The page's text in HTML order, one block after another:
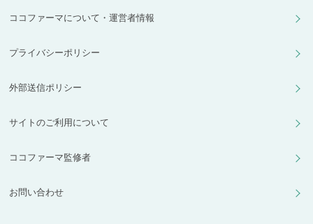
ココファーマについて・運営者情報
プライバシーポリシー
外部送信ポリシー
サイトのご利用について
ココファーマ監修者
お問い合わせ